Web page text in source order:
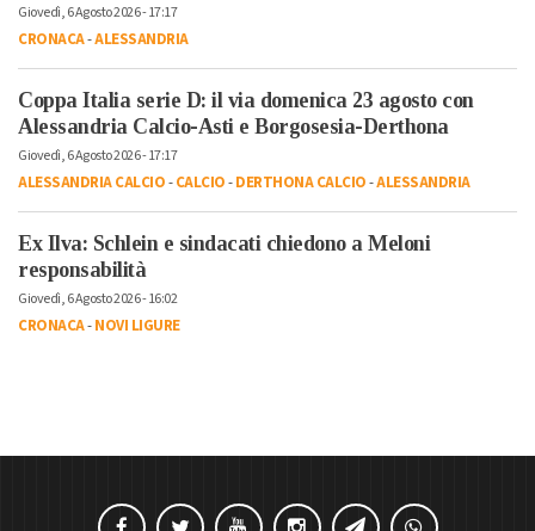
Giovedì, 6 Agosto 2026 - 17:17
CRONACA-ALESSANDRIA
Coppa Italia serie D: il via domenica 23 agosto con
Alessandria Calcio-Asti e Borgosesia-Derthona
Giovedì, 6 Agosto 2026 - 17:17
ALESSANDRIA CALCIO-CALCIO-DERTHONA CALCIO-ALESSANDRIA
Ex Ilva: Schlein e sindacati chiedono a Meloni
responsabilità
Giovedì, 6 Agosto 2026 - 16:02
CRONACA-NOVI LIGURE